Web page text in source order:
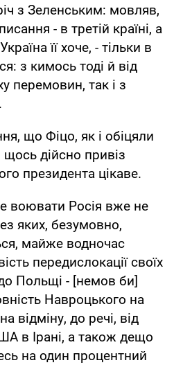
з Зеленським: мовляв,
- в третій країні, а
її хоче, - тільки в
з кимось тоді й від
перемовин, так і з
що Фіцо, як і обіцяли
дійсно привіз
президента цікаве.
воювати Росія вже не
яких, безумовно,
майже водночас
передислокації своїх
Польщі - [немов би]
Навроцького на
відміну, до речі, від
в Ірані, а також дещо
на один процентний